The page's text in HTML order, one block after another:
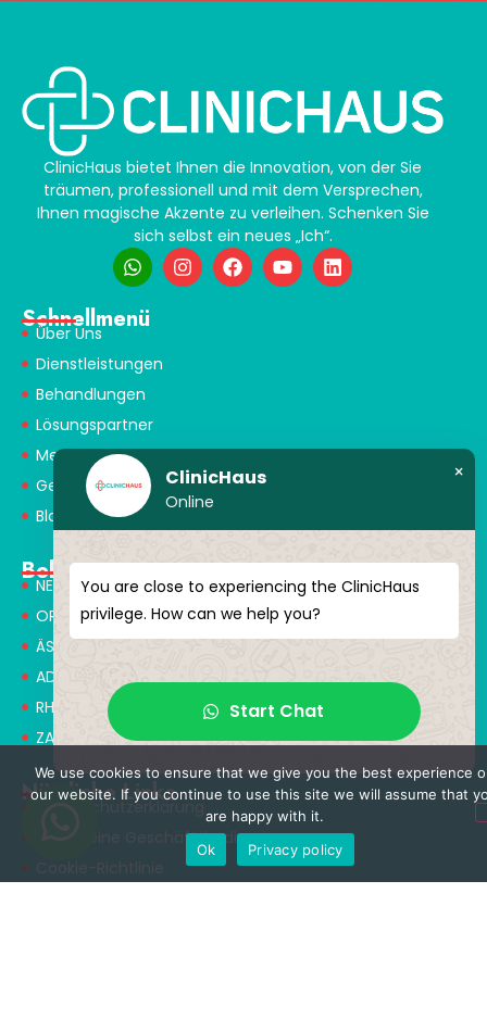
ClinicHaus bietet Ihnen die Innovation, von der Sie
träumen, professionell und mit dem Versprechen,
Ihnen magische Akzente zu verleihen. Schenken Sie
sich selbst ein neues „Ich“.
Schnellmenü
Über Uns
Dienstleistungen
Behandlungen
Lösungspartner
Medical Consultants
Gesundheitstourismus
Blog
Behandlungen
NEUROCHIRURGIE & WIRBELSÄULENCHIRURGIE
ORTHOPÄDIE & UNFALLCHIRURGIE
ÄSTHETISCHE CHIRURGIE
ADIPOSITASCHIRURGIE
RHINOPLASTIK
ZAHNBEHANDLUNG
Nützliche Links
Datenschutzerklärung
Allgemeine Geschäftsbedingungen
Cookie-Richtlinie
ClinicHaus
Online
×
You are close to experiencing the ClinicHaus
privilege. How can we help you?
Start Chat
We use cookies to ensure that we give you the best experience
our website. If you continue to use this site we will assume that
are happy with it.
Ok
Privacy policy